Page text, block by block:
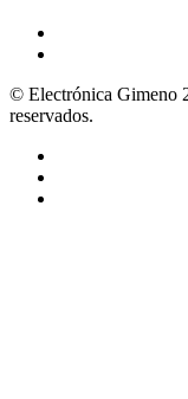
© Electrónica Gimeno
reservados.